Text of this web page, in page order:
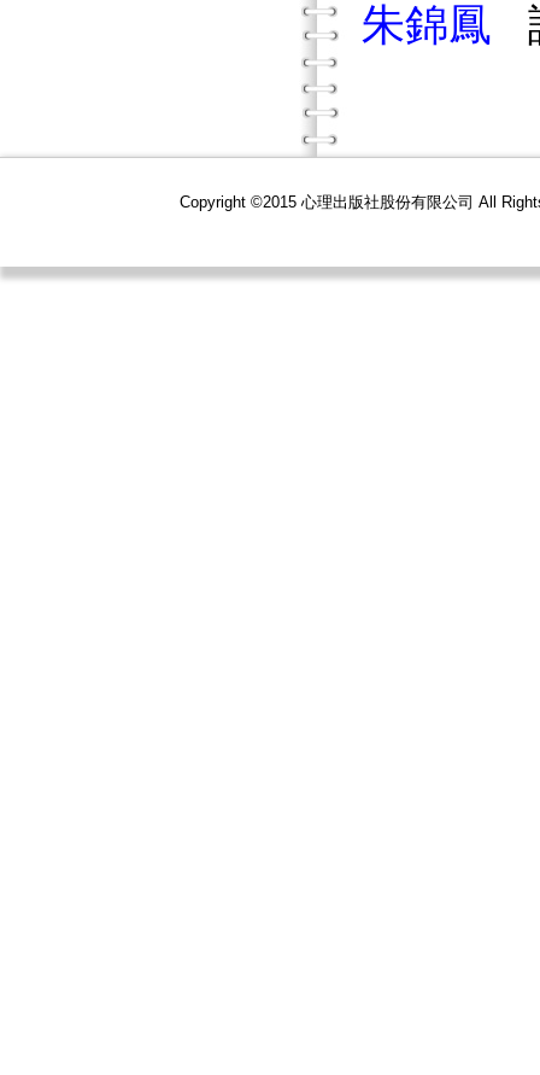
朱錦鳳
Copyright ©2015 心理出版社股份有限公司 All